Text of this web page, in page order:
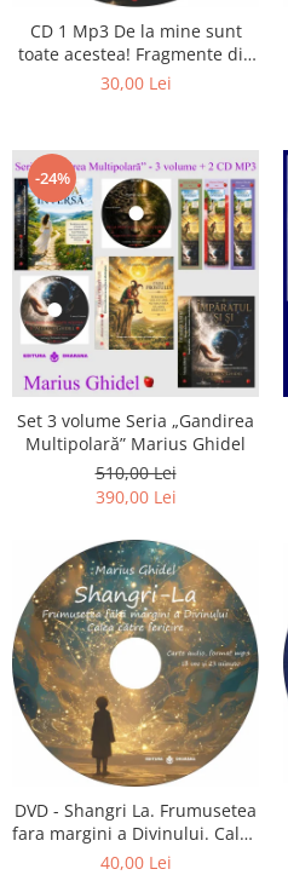
Literatura
Psihologie
Stiinta
CD 1 Mp3 De la mine sunt
toate acestea! Fragmente din
cărțile lui Marius Ghidel
30,00 Lei
-24%
Set 3 volume Seria „Gandirea
Multipolară” Marius Ghidel
510,00 Lei
390,00 Lei
DVD - Shangri La. Frumusetea
fara margini a Divinului. Calea
catre fericire
40,00 Lei